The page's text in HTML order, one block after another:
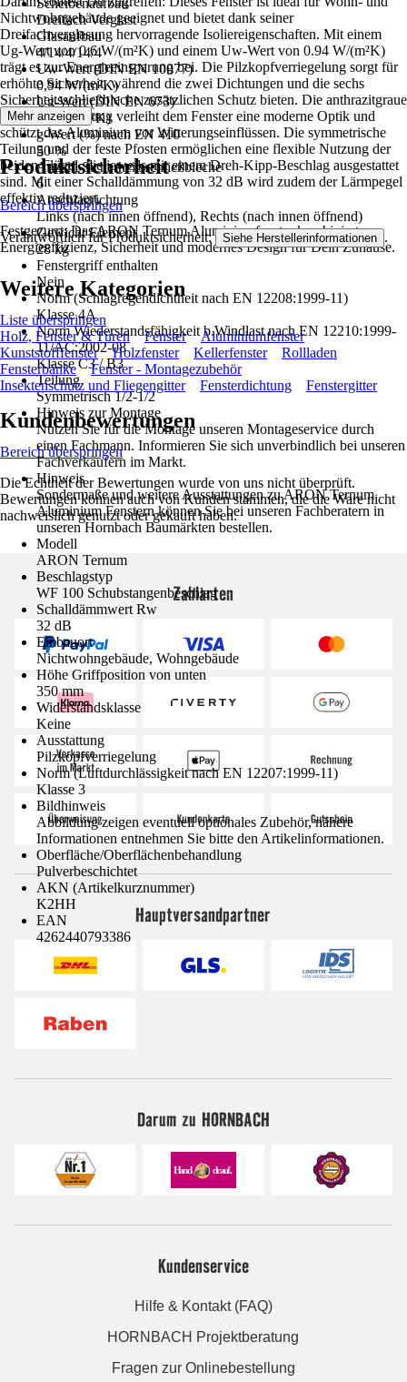
Scheibenaufbau
Dreifach Verglast
Glasaufbau
4/14/4/14/4
Uw-Wert (DIN EN 10077)
0,94 W/(m²K)
Ug-Wert (DIN EN 673)
0,6 W/(m²K)
g-Wert (%) nach EN 410
50 %
Anzahl Sicherheitsschließbleche
6
Anschlagrichtung
Links (nach innen öffnend), Rechts (nach innen öffnend)
Gewicht Element
28 kg
Fenstergriff enthalten
Nein
Norm (Schlagregendichtheit nach EN 12208:1999-11)
Klasse 4A
Norm Wiederstandsfähigkeit b.Windlast nach EN 12210:1999-
11/AC:2002-08
Klasse C3 / B3
Teilung
Symmetrisch 1/2-1/2
Hinweis zur Montage
Nutzen Sie für die Montage unseren Montageservice durch
einen Fachmann. Informieren Sie sich unverbindlich bei unseren
Fachverkäufern im Markt.
Hinweis
Sondermaße und weitere Ausstattungen zu ARON Ternum
Aluminium Fenstern können Sie bei unseren Fachberatern in
unseren Hornbach Baumärkten bestellen.
Modell
ARON Ternum
Beschlagstyp
WF 100 Schubstangenbeschlag
Schalldämmwert Rw
32 dB
Einbauort
Nichtwohngebäude, Wohngebäude
Höhe Griffposition von unten
350 mm
Widerstandsklasse
Keine
Ausstattung
Pilzkopfverriegelung
Norm (Luftdurchlässigkeit nach EN 12207:1999-11)
Klasse 3
Bildhinweis
Abbildung zeigen eventuell optionales Zubehör, nähere
Informationen entnehmen Sie bitte den Artikelinformationen.
Oberfläche/Oberflächenbehandlung
Pulverbeschichtet
AKN (Artikelkurznummer)
K2HH
EAN
4262440793386
Nichtwohngebäude geeignet und bietet dank seiner
Dreifachverglasung hervorragende Isoliereigenschaften. Mit einem
Ug-Wert von 0.6 W/(m²K) und einem Uw-Wert von 0.94 W/(m²K)
trägt es zur Energieeinsparung bei. Die Pilzkopfverriegelung sorgt für
erhöhte Sicherheit, während die zwei Dichtungen und die sechs
Sicherheitsschließbleche zusätzlichen Schutz bieten. Die anthrazitgraue
Pulverbeschichtung verleiht dem Fenster eine moderne Optik und
schützt das Aluminium vor Witterungseinflüssen. Die symmetrische
Teilung und der feste Pfosten ermöglichen eine flexible Nutzung der
beiden Flügel, die jeweils mit einem Dreh-Kipp-Beschlag ausgestattet
sind. Mit einer Schalldämmung von 32 dB wird zudem der Lärmpegel
effektiv reduziert.
Festgezurrt: Das ARON Ternum Aluminiumfenster kombiniert
Energieeffizienz, Sicherheit und modernes Design für Dein Zuhause.
Mehr anzeigen
Produktsicherheit
Bereich überspringen
Verantwortlich für Produktsicherheit: Siehe Herstellerinformationen .
Weitere Kategorien
Liste überspringen
Holz, Fenster & Türen
Fenster
Aluminiumfenster
Kunststofffenster
Holzfenster Kellerfenster
Rollladen
Fensterbänke
Fenster - Montagezubehör
Insektenschutz und Fliegengitter
Fensterdichtung Fenstergitter
Kundenbewertungen
Bereich überspringen
Die Echtheit der Bewertungen wurde von uns nicht überprüft.
Bewertungen können auch von Kunden stammen, die die Ware nicht
nachweislich genutzt oder gekauft haben.
Zahlarten
Hauptversandpartner
Darum zu HORNBACH
Kundenservice
Hilfe & Kontakt (FAQ)
HORNBACH Projektberatung
Fragen zur Onlinebestellung